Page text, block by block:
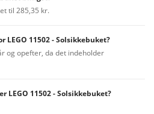
til 285,35 kr.
11502 - Solsikkebuket?
og opefter, da det indeholder
LEGO 11502 - Solsikkebuket?